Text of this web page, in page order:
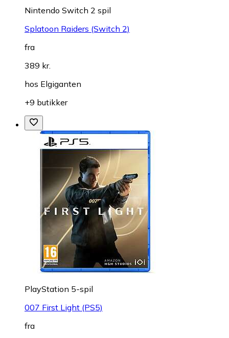
Nintendo Switch 2 spil
Splatoon Raiders (Switch 2)
fra
389 kr.
hos Elgiganten
+9 butikker
PlayStation 5-spil
007 First Light (PS5)
fra